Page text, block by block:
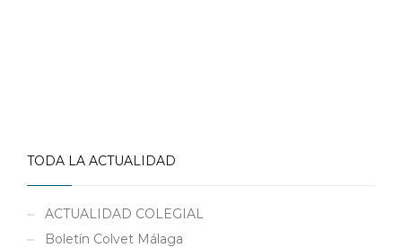
TODA LA ACTUALIDAD
ACTUALIDAD COLEGIAL
Boletín Colvet Málaga